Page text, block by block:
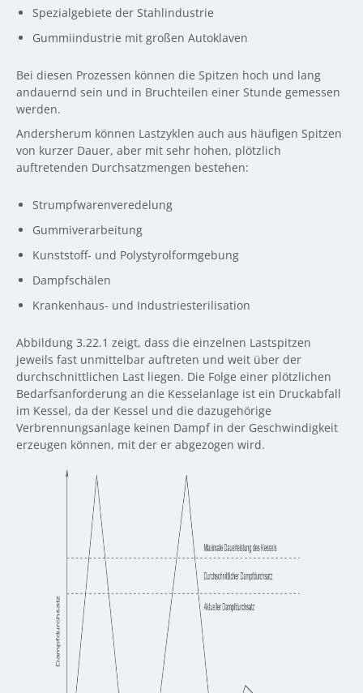
Spezialgebiete der Stahlindustrie
Gummiindustrie mit großen Autoklaven
Bei diesen Prozessen können die Spitzen hoch und lang
andauernd sein und in Bruchteilen einer Stunde gemessen
werden.
Andersherum können Lastzyklen auch aus häufigen Spitzen
von kurzer Dauer, aber mit sehr hohen, plötzlich
auftretenden Durchsatzmengen bestehen:
Strumpfwarenveredelung
Gummiverarbeitung
Kunststoff- und Polystyrolformgebung
Dampfschälen
Krankenhaus- und Industriesterilisation
Abbildung 3.22.1 zeigt, dass die einzelnen Lastspitzen
jeweils fast unmittelbar auftreten und weit über der
durchschnittlichen Last liegen. Die Folge einer plötzlichen
Bedarfsanforderung an die Kesselanlage ist ein Druckabfall
im Kessel, da der Kessel und die dazugehörige
Verbrennungsanlage keinen Dampf in der Geschwindigkeit
erzeugen können, mit der er abgezogen wird.